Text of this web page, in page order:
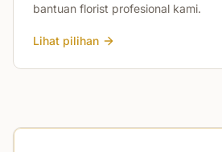
bantuan florist profesional kami.
Lihat pilihan